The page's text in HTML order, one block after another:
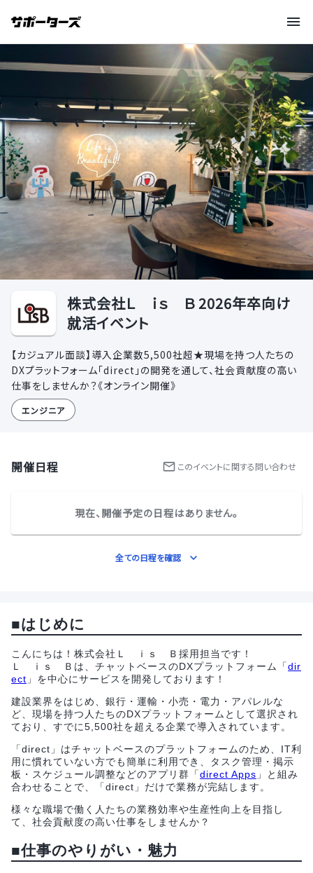
株式会社Ｌ ｉｓ Ｂ 2026年卒向け
就活イベント
【カジュアル面談】導入企業数5,500社超★現場を持つ人たちの
DXプラットフォーム「direct」の開発を通して、社会貢献度の高い
仕事をしませんか？《オンライン開催》
エンジニア
開催日程 このイベントに関する問い合わせ
現在、開催予定の日程はありません。
全ての日程を確認
■はじめに
こんにちは！株式会社Ｌ ｉｓ Ｂ採用担当です！
Ｌ ｉｓ Ｂは、チャットベースのDXプラットフォーム「dir
ect 」を中心にサービスを開発しております！
建設業界をはじめ、銀行・運輸・小売・電力・アパレルな
ど、現場を持つ人たちのDXプラットフォームとして選択され
ており、すでに5,500社を超える企業で導入されています。
「direct」はチャットベースのプラットフォームのため、IT利
用に慣れていない方でも簡単に利用でき、タスク管理・掲示
板・スケジュール調整などのアプリ群「direct Apps 」と組み
合わせることで、「direct」だけで業務が完結します。
様々な職場で働く人たちの業務効率や生産性向上を目指し
て、社会貢献度の高い仕事をしませんか？
■仕事のやりがい・魅力